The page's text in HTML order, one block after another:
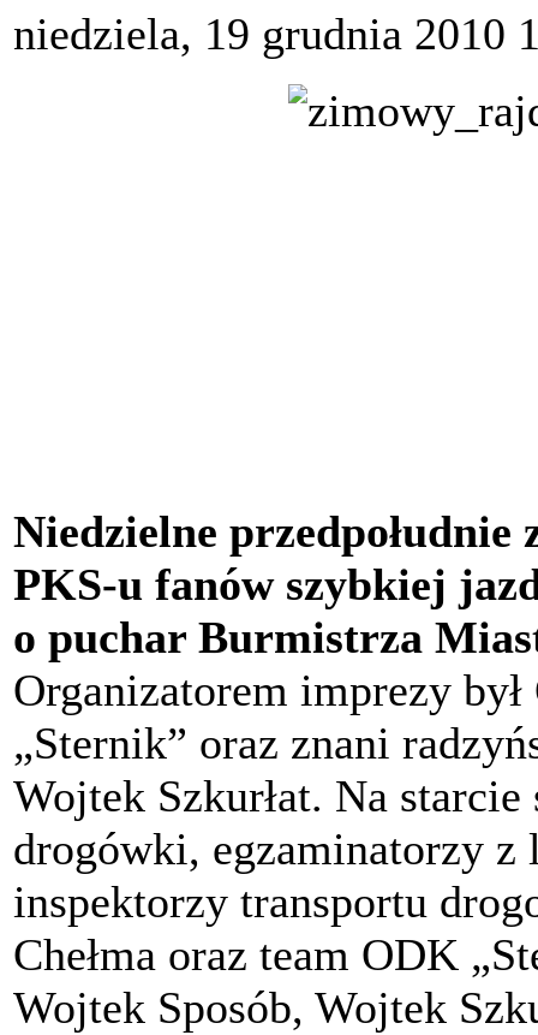
niedziela, 19 grudnia 2010
Niedzielne przedpołudnie
PKS-u fanów szybkiej
o puchar Burmistrza
Organizatorem imprezy
„Sternik” oraz znani
Wojtek Szkurłat. Na
drogówki, egzaminatorzy
inspektorzy transportu
Chełma oraz team ODK
Wojtek Sposób, Wojtek